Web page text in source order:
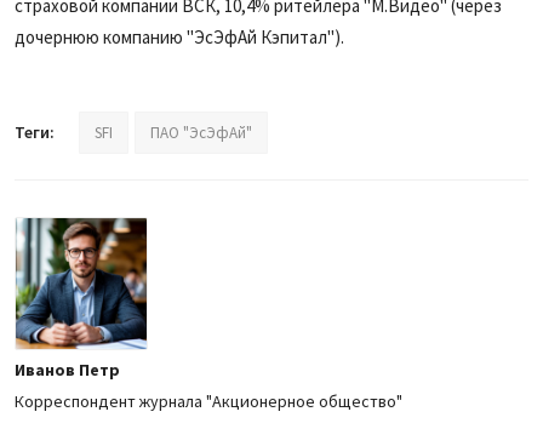
страховой компании ВСК, 10,4% ритейлера "М.Видео" (через
дочернюю компанию "ЭсЭфАй Кэпитал").
Теги: SFI ПАО "ЭсЭфАй"
Иванов Петр
Корреспондент журнала "Акционерное общество"